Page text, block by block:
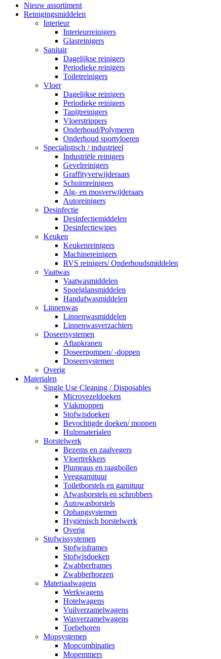
Nieuw assortiment
Reinigingsmiddelen
Interieur
Interieurreinigers
Glasreinigers
Sanitair
Dagelijkse reinigers
Periodieke reinigers
Toiletreinigers
Vloer
Dagelijkse reinigers
Periodieke reinigers
Tapijtreinigers
Vloerstrippers
Onderhoud/Polymeren
Onderhoud sportvloeren
Specialistisch / industrieel
Industriële reinigers
Gevelreinigers
Graffityverwijderaars
Schuimreinigers
Alg- en mosverwijderaars
Autoreinigers
Desinfectie
Desinfectiemiddelen
Desinfectiewipes
Keuken
Keukenreinigers
Machinereinigers
RVS reinigers/ Onderhoudsmiddelen
Vaatwas
Vaatwasmiddelen
Spoelglansmiddelen
Handafwasmiddelen
Linnenwas
Linnenwasmiddelen
Linnenwasverzachters
Doseersystemen
Aftapkranen
Doseerpompen/ -doppen
Doseersystemen
Overig
Materialen
Single Use Cleaning / Disposables
Microvezeldoeken
Vlakmoppen
Stofwisdoeken
Bevochtigde doeken/ moppen
Hulpmaterialen
Borstelwerk
Bezems en zaalvegers
Vloertrekkers
Plumeaus en raagbollen
Veeggarnituur
Toiletborstels en garnituur
Afwasborstels en schrobbers
Autowasborstels
Ophangsystemen
Hygiënisch borstelwerk
Overig
Stofwissystemen
Stofwisframes
Stofwisdoeken
Zwabberframes
Zwabberhoezen
Materiaalwagens
Werkwagens
Hotelwagens
Vuilverzamelwagens
Wasverzamelwagens
Toebehoren
Mopsystemen
Mopcombinaties
Mopemmers